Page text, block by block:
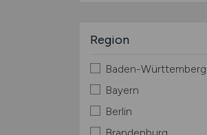
Region
Baden-Württemberg
Bayern
Berlin